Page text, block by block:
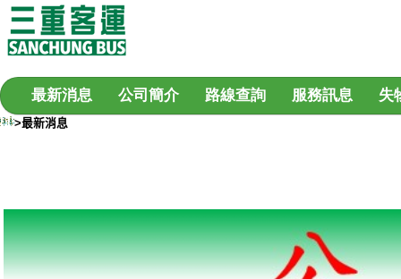
最新消息 公司簡介 路線查詢 服務訊息 失
>最新消息